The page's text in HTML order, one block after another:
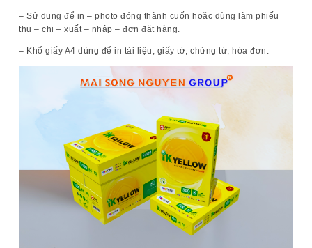
– Sử dụng để in – photo đóng thành cuốn hoặc dùng làm phiếu
thu – chi – xuất – nhập – đơn đặt hàng.
– Khổ giấy A4 dùng để in tài liệu, giấy tờ, chứng từ, hóa đơn.